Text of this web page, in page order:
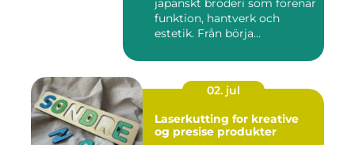
japanskt broderi som förenar
funktion, hantverk och
estetik. Från börja...
02. jul
Laserkutting for kreative
og presise produkter